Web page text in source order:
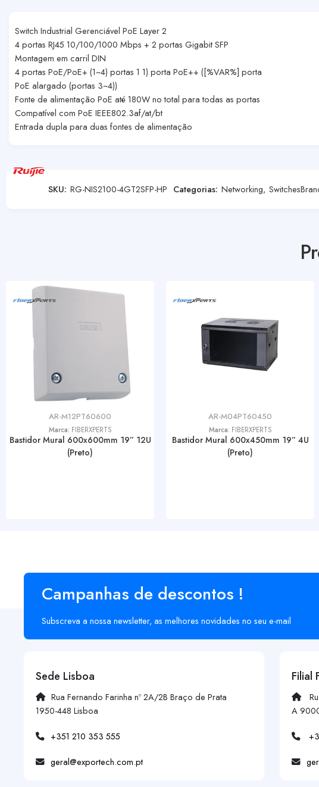
Switch Industrial Gerenciável PoE Layer 2
4 portas RJ45 10/100/1000 Mbps + 2 portas Gigabit SFP
Montagem em carril DIN
4 portas PoE/PoE+ (1~4) portas 1 1) porta PoE++ ([%VAR%] porta
PoE alargado (portas 3~4))
Fonte de alimentação PoE até 180W no total para todas as portas
Compatível com PoE IEEE802.3af/at/bt
Entrada dupla para duas fontes de alimentação
SKU: RG-NIS2100-4GT2SFP-HP Categorias: Networking, Switches
AR-M12PT60600
Marca: FIBERXPERTS
Bastidor Mural 600x600mm 19” 12U
(Preto)
AR-M04PT60450
Marca: FIBERXPERTS
Bastidor Mural 600x450mm 19” 4U
(Preto)
Campanhas de descontos !
Subscreva a nossa newsletter, as melhores novidades no seu e-mail
Sede Lisboa
Rua Fernando Farinha nº 2A/2B Braço de Prata
1950-448 Lisboa
+351 210 353 555
geral@exportech.com.pt
Filial
A